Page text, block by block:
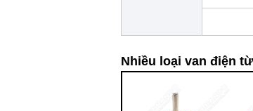
Nhiều loại van điện